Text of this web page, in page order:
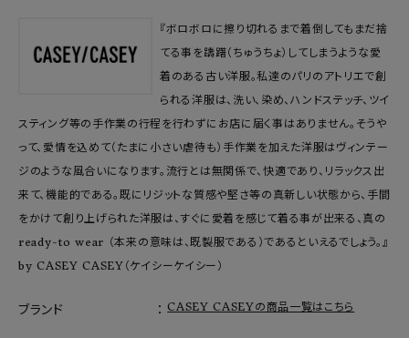
『ボロボロに擦り切れるまで着倒してもまだ捨
てる事を躊躇（ちゅうちょ）してしまうような愛
着のある古い洋服。私達のパリのアトリエで創
られる洋服は、洗い、染め、ハンドステッチ、ツイ
スティング等の手作業の行程を行わずにお店に届く事はありません。そうや
って、愛情を込めて（たまに小さい虐待も）手作業を加えた洋服はヴィンテー
ジのような風合いになります。流行とは無関係で、快適であり、リラックス出
来て、機能的である。既にリジットな質感や堅さ等の真新しい状態から、手間
をかけて創り上げられた洋服は、すぐに愛着を感じて着る事が出来る、真の
ready-to wear （本来の意味は、既製服である）であるといえるでしょう。』
by CASEY CASEY（ケイシーケイシー）
ブランド CASEY CASEYの商品一覧はこちら